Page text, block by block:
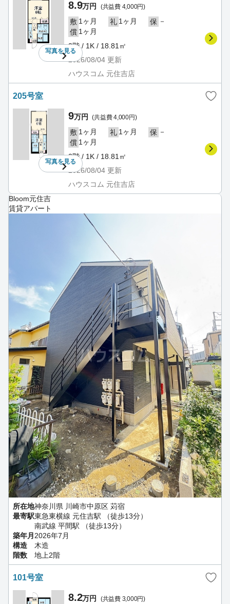
写真を見る
8.9万円 (共益費 4,000円)
敷 1ヶ月 礼 1ヶ月 保 －
償 1ヶ月
2階 / 1K / 18.81㎡
2026/08/04 更新
ハウスコム 元住吉店
205号室
写真を見る
9万円 (共益費 4,000円)
敷 1ヶ月 礼 1ヶ月 保 －
償 1ヶ月
2階 / 1K / 18.81㎡
2026/08/04 更新
ハウスコム 元住吉店
Bloom元住吉
賃貸アパート
所在地神奈川県 川崎市中原区 苅宿
最寄駅東急東横線 元住吉駅 （徒歩13分）
南武線 平間駅 （徒歩13分）
築年月 2026年7月
構造
木造
階数
地上2階
101号室
8.2万円 (共益費 3,000円)